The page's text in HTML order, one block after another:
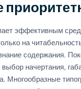
эффективным
на
содержания.
начертания,
Многообразные